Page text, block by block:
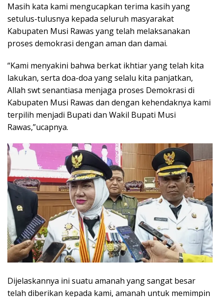
Masih kata kami mengucapkan terima kasih yang
setulus-tulusnya kepada seluruh masyarakat
Kabupaten Musi Rawas yang telah melaksanakan
proses demokrasi dengan aman dan damai.
“Kami menyakini bahwa berkat ikhtiar yang telah kita
lakukan, serta doa-doa yang selalu kita panjatkan,
Allah swt senantiasa menjaga proses Demokrasi di
Kabupaten Musi Rawas dan dengan kehendaknya kami
terpilih menjadi Bupati dan Wakil Bupati Musi
Rawas,”ucapnya.
Dijelaskannya ini suatu amanah yang sangat besar
telah diberikan kepada kami, amanah untuk memimpin